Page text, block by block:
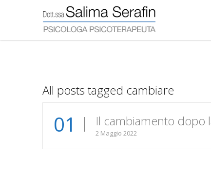
All posts tagged cambiare
01 Il cambiamento dopo
2 Maggio 2022